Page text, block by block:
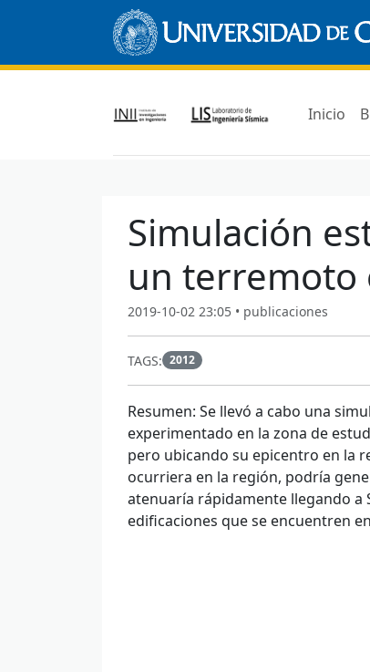
Inicio
Simulación
un terremoto
2019-10-02 23:05 • publicaciones
TAGS: 2012
Resumen: Se llevó a cabo una
experimentado en la zona de
pero ubicando su epicentro en la
ocurriera en la región, podría
atenuaría rápidamente llegando a
edificaciones que se encuentren